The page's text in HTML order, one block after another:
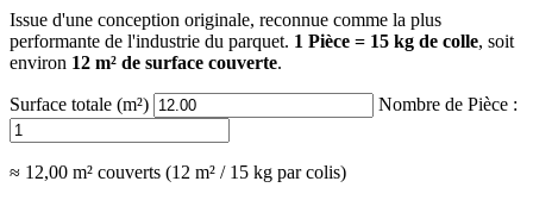
Issue d'une conception originale, reconnue comme la plus
performante de l'industrie du parquet. 1 Pièce = 15 kg de colle, soit
environ 12 m² de surface couverte.
Surface totale (m²) Nombre de Pièce :
≈ 12,00 m² couverts (12 m² / 15 kg par colis)